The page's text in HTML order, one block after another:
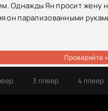
Однажды Ян просит жену
он парализованными
Проверяйте
3 плеер 4 плеер